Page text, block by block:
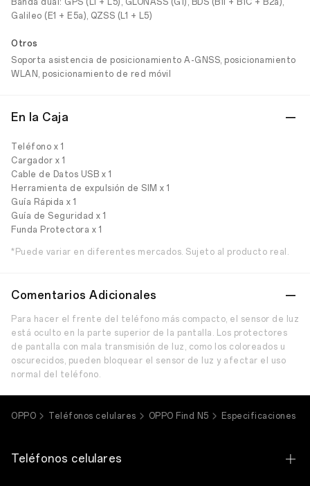
Banda dual: GPS (L1 + L5), GLONASS (G1), BDS (B1I + B1C + B2a),
Galileo (E1 + E5a), QZSS (L1 + L5)
Otros
Soporta asistencia de posicionamiento A-GNSS, posicionamiento
WLAN, posicionamiento de red móvil
En la Caja
Teléfono x 1
Cargador x 1
Cable de Datos USB x 1
Herramienta de expulsión de SIM x 1
Guía Rápida x 1
Guía de Seguridad x 1
Funda Protectora x 1
*Puede variar en diferentes mercados. Sujeto al producto real.
Comentarios Adicionales
Para hacer el frente del teléfono más compacto, el sensor de luz
está oculto en la parte superior de la pantalla. Los protectores
de pantalla con mala transmisión de luz, como los coloreados u
oscurecidos, pueden bloquear el sensor de luz y afectar el uso
normal del teléfono.
OPPO Teléfonos celulares OPPO Find N5 Especificaciones
Teléfonos celulares